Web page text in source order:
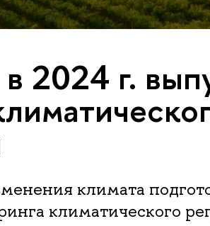
2024 г.
климата
климатического